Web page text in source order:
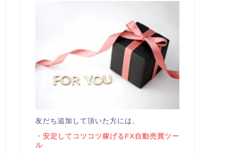
友だち追加して頂いた方には、
・安定してコツコツ稼げるFX自動売買ツー
ル